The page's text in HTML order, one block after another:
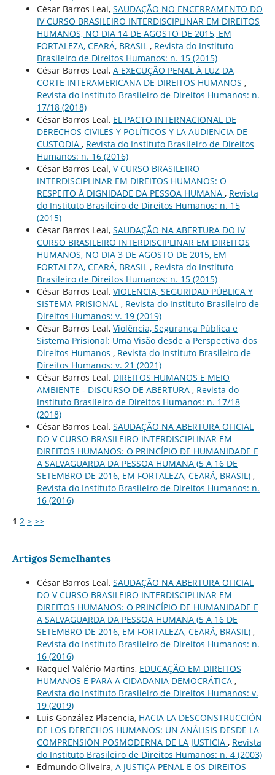
César Barros Leal, SAUDAÇÃO NO ENCERRAMENTO DO
IV CURSO BRASILEIRO INTERDISCIPLINAR EM DIREITOS
HUMANOS, NO DIA 14 DE AGOSTO DE 2015, EM
FORTALEZA, CEARÁ, BRASIL , Revista do Instituto
Brasileiro de Direitos Humanos: n. 15 (2015)
César Barros Leal, A EXECUÇÃO PENAL À LUZ DA
CORTE INTERAMERICANA DE DIREITOS HUMANOS ,
Revista do Instituto Brasileiro de Direitos Humanos: n.
17/18 (2018)
César Barros Leal, EL PACTO INTERNACIONAL DE
DERECHOS CIVILES Y POLÍTICOS Y LA AUDIENCIA DE
CUSTODIA , Revista do Instituto Brasileiro de Direitos
Humanos: n. 16 (2016)
César Barros Leal, V CURSO BRASILEIRO
INTERDISCIPLINAR EM DIREITOS HUMANOS: O
RESPEITO À DIGNIDADE DA PESSOA HUMANA , Revista
do Instituto Brasileiro de Direitos Humanos: n. 15
(2015)
César Barros Leal, SAUDAÇÃO NA ABERTURA DO IV
CURSO BRASILEIRO INTERDISCIPLINAR EM DIREITOS
HUMANOS, NO DIA 3 DE AGOSTO DE 2015, EM
FORTALEZA, CEARÁ, BRASIL , Revista do Instituto
Brasileiro de Direitos Humanos: n. 15 (2015)
César Barros Leal, VIOLENCIA, SEGURIDAD PÚBLICA Y
SISTEMA PRISIONAL , Revista do Instituto Brasileiro de
Direitos Humanos: v. 19 (2019)
César Barros Leal, Violência, Segurança Pública e
Sistema Prisional: Uma Visão desde a Perspectiva dos
Direitos Humanos , Revista do Instituto Brasileiro de
Direitos Humanos: v. 21 (2021)
César Barros Leal, DIREITOS HUMANOS E MEIO
AMBIENTE - DISCURSO DE ABERTURA , Revista do
Instituto Brasileiro de Direitos Humanos: n. 17/18
(2018)
César Barros Leal, SAUDAÇÃO NA ABERTURA OFICIAL
DO V CURSO BRASILEIRO INTERDISCIPLINAR EM
DIREITOS HUMANOS: O PRINCÍPIO DE HUMANIDADE E
A SALVAGUARDA DA PESSOA HUMANA (5 A 16 DE
SETEMBRO DE 2016, EM FORTALEZA, CEARÁ, BRASIL) ,
Revista do Instituto Brasileiro de Direitos Humanos: n.
16 (2016)
1 2 > >>
Artigos Semelhantes
César Barros Leal, SAUDAÇÃO NA ABERTURA OFICIAL
DO V CURSO BRASILEIRO INTERDISCIPLINAR EM
DIREITOS HUMANOS: O PRINCÍPIO DE HUMANIDADE E
A SALVAGUARDA DA PESSOA HUMANA (5 A 16 DE
SETEMBRO DE 2016, EM FORTALEZA, CEARÁ, BRASIL) ,
Revista do Instituto Brasileiro de Direitos Humanos: n.
16 (2016)
Racquel Valério Martins, EDUCAÇÃO EM DIREITOS
HUMANOS E PARA A CIDADANIA DEMOCRÁTICA ,
Revista do Instituto Brasileiro de Direitos Humanos: v.
19 (2019)
Luis González Placencia, HACIA LA DESCONSTRUCCIÓN
DE LOS DERECHOS HUMANOS: UN ANÁLISIS DESDE LA
COMPRENSIÓN POSMODERNA DE LA JUSTICIA , Revista
do Instituto Brasileiro de Direitos Humanos: n. 4 (2003)
Edmundo Oliveira, A JUSTIÇA PENAL E OS DIREITOS